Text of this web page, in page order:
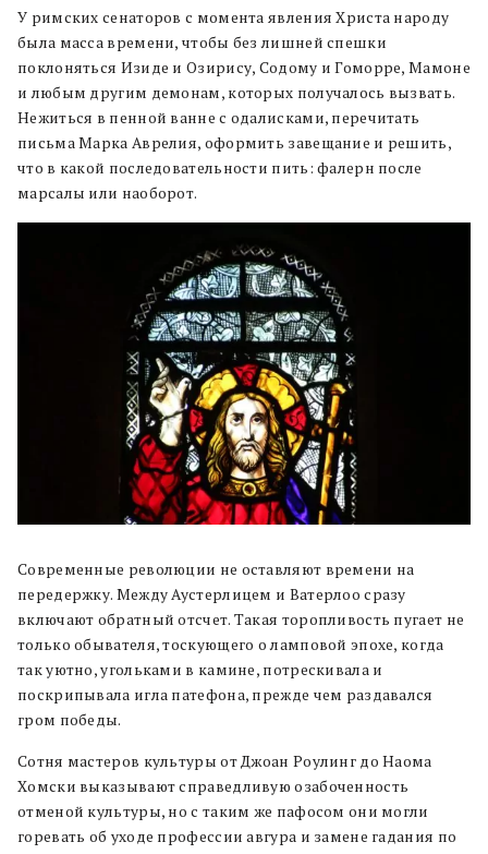
У римских сенаторов с момента явления Христа народу
была масса времени, чтобы без лишней спешки
поклоняться Изиде и Озирису, Содому и Гоморре, Мамоне
и любым другим демонам, которых получалось вызвать.
Нежиться в пенной ванне с одалисками, перечитать
письма Марка Аврелия, оформить завещание и решить,
что в какой последовательности пить: фалерн после
марсалы или наоборот.
Современные революции не оставляют времени на
передержку. Между Аустерлицем и Ватерлоо сразу
включают обратный отсчет. Такая торопливость пугает не
только обывателя, тоскующего о ламповой эпохе, когда
так уютно, угольками в камине, потрескивала и
поскрипывала игла патефона, прежде чем раздавался
гром победы.
Сотня мастеров культуры от Джоан Роулинг до Наома
Хомски выказывают справедливую озабоченность
отменой культуры, но с таким же пафосом они могли
горевать об уходе профессии авгура и замене гадания по